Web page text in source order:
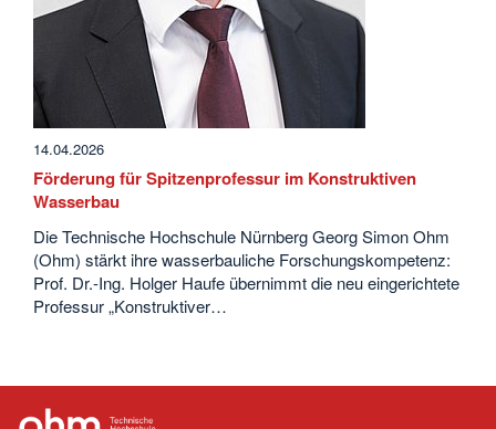
14.04.2026
Förderung für Spitzenprofessur im Konstruktiven
Wasserbau
Die Technische Hochschule Nürnberg Georg Simon Ohm
(Ohm) stärkt ihre wasserbauliche Forschungskompetenz:
Prof. Dr.-Ing. Holger Haufe übernimmt die neu eingerichtete
Professur „Konstruktiver…